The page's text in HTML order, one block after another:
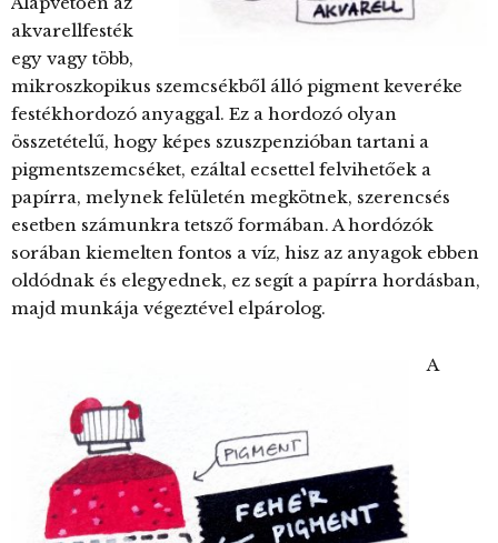
akvarellfesték
egy vagy több,
mikroszkopikus szemcsékből álló pigment keveréke
festékhordozó anyaggal. Ez a hordozó olyan
összetételű, hogy képes szuszpenzióban tartani a
pigmentszemcséket, ezáltal ecsettel felvihetőek a
papírra, melynek felületén megkötnek, szerencsés
esetben számunkra tetsző formában. A hordózók
sorában kiemelten fontos a víz, hisz az anyagok ebben
oldódnak és elegyednek, ez segít a papírra hordásban,
majd munkája végeztével elpárolog.
A